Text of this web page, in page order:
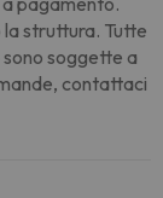
struttura. Tutte
soggette a
contattaci